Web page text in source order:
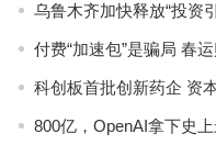
乌鲁木齐加快释放“投资
付费“加速包”是骗局 春
科创板首批创新药企 资
800亿，OpenAI拿下史